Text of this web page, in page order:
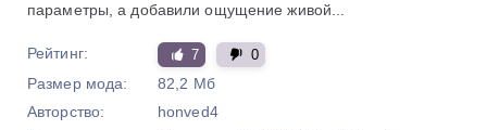
параметры, а добавили ощущение живой...
Рейтинг: 7 0
Размер мода:
82,2 Мб
Авторство:
honved4